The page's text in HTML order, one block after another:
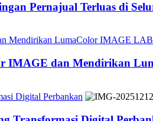
Pernajual Terluas di
Mendirikan LumaColor IMAGE
IMAGE dan Mendirikan
Digital Perbankan